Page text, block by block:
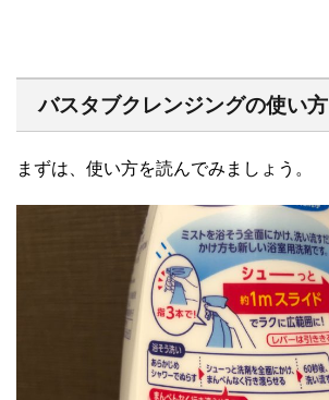
バスタブクレンジングの使い方
まずは、使い方を読んでみましょう。